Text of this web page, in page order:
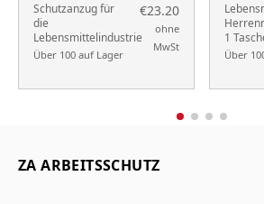
Schutzanzug für
die
Lebensmittelindustrie
Über 100 auf Lager
€23.20
ohne
MwSt
1
Über
ZA ARBEITSSCHUTZ